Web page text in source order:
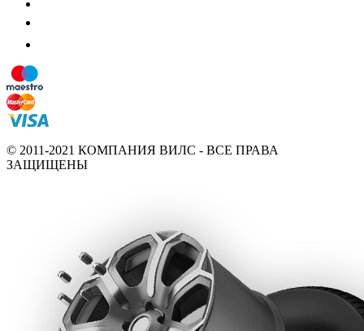
© 2011-2021 КОМПАНИЯ ВИЛС - ВСЕ ПРАВА
ЗАЩИЩЕНЫ